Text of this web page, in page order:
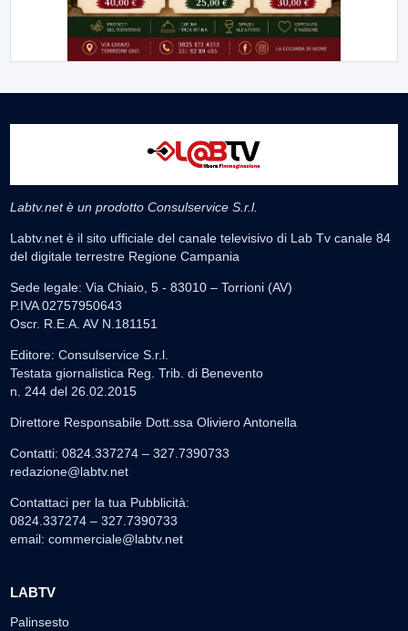
Labtv.net è un prodotto Consulservice S.r.l.
Labtv.net è il sito ufficiale del canale televisivo di Lab Tv canale 84
del digitale terrestre Regione Campania
Sede legale: Via Chiaio, 5 - 83010 – Torrioni (AV)
P.IVA 02757950643
Oscr. R.E.A. AV N.181151
Editore: Consulservice S.r.l.
Testata giornalistica Reg. Trib. di Benevento
n. 244 del 26.02.2015
Direttore Responsabile Dott.ssa Oliviero Antonella
Contatti: 0824.337274 – 327.7390733
redazione@labtv.net
Contattaci per la tua Pubblicità:
0824.337274 – 327.7390733
email: commerciale@labtv.net
LABTV
Palinsesto